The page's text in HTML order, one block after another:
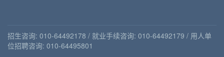
招生咨询: 010-64492178 / 就业手续咨询: 010-64492179 / 用人单
位招聘咨询: 010-64495801